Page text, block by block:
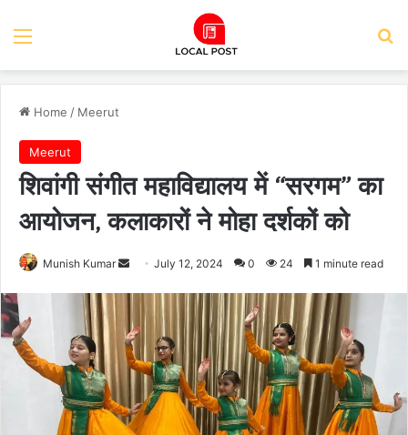
Menu
Home / Meerut
Meerut
शिवांगी संगीत महाविद्यालय में “सरगम” का
आयोजन, कलाकारों ने मोहा दर्शकों को
Munish Kumar
Send
email
July 12, 2024 0 24 1 minute read